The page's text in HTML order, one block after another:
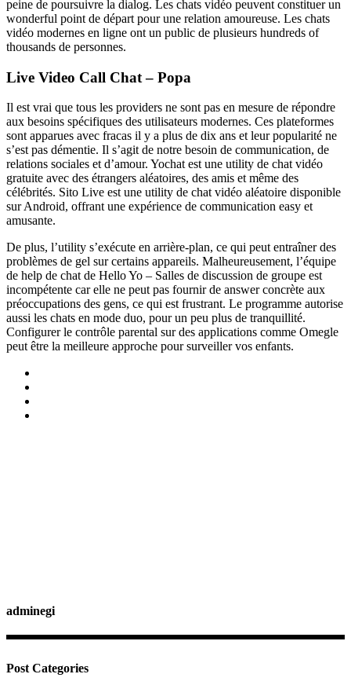
peine de poursuivre la dialog. Les chats vidéo peuvent constituer un
wonderful point de départ pour une relation amoureuse. Les chats
vidéo modernes en ligne ont un public de plusieurs hundreds of
thousands de personnes.
Live Video Call Chat – Popa
Il est vrai que tous les providers ne sont pas en mesure de répondre
aux besoins spécifiques des utilisateurs modernes. Ces plateformes
sont apparues avec fracas il y a plus de dix ans et leur popularité ne
s’est pas démentie. Il s’agit de notre besoin de communication, de
relations sociales et d’amour. Yochat est une utility de chat vidéo
gratuite avec des étrangers aléatoires, des amis et même des
célébrités. Sito Live est une utility de chat vidéo aléatoire disponible
sur Android, offrant une expérience de communication easy et
amusante.
De plus, l’utility s’exécute en arrière-plan, ce qui peut entraîner des
problèmes de gel sur certains appareils. Malheureusement, l’équipe
de help de chat de Hello Yo – Salles de discussion de groupe est
incompétente car elle ne peut pas fournir de answer concrète aux
préoccupations des gens, ce qui est frustrant. Le programme autorise
aussi les chats en mode duo, pour un peu plus de tranquillité.
Configurer le contrôle parental sur des applications comme Omegle
peut être la meilleure approche pour surveiller vos enfants.
adminegi
Post Categories